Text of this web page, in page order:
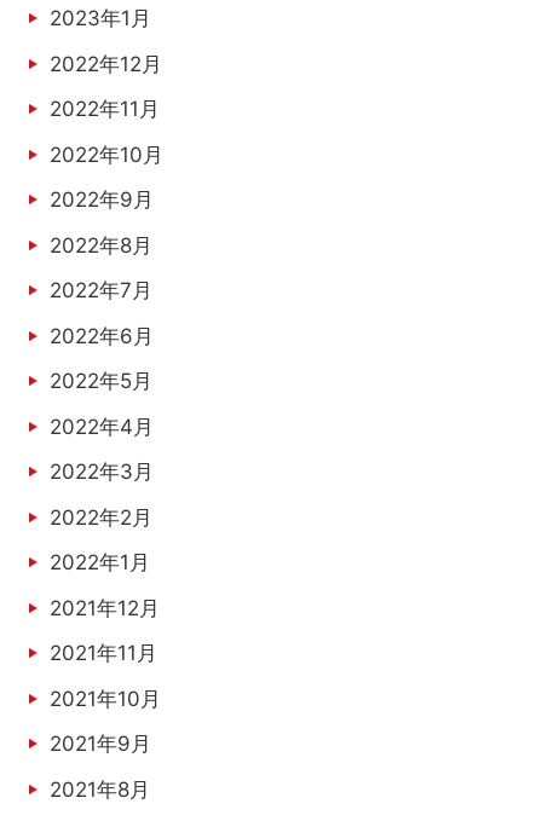
2023年1月
2022年12月
2022年11月
2022年10月
2022年9月
2022年8月
2022年7月
2022年6月
2022年5月
2022年4月
2022年3月
2022年2月
2022年1月
2021年12月
2021年11月
2021年10月
2021年9月
2021年8月